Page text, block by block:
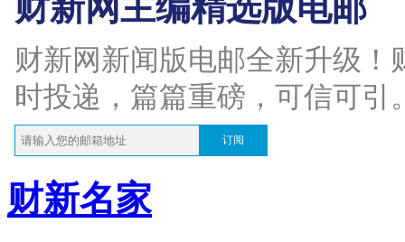
财新网新闻版电邮全新升级
时投递，篇篇重磅，可信可引
订阅
财新名家